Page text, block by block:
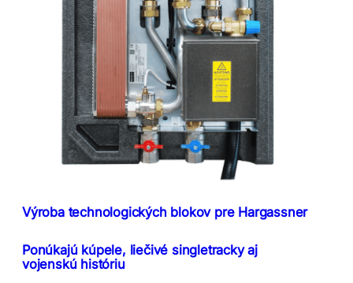
Výroba technologických blokov pre Hargassner
Ponúkajú kúpele, liečivé singletracky aj
vojenskú históriu